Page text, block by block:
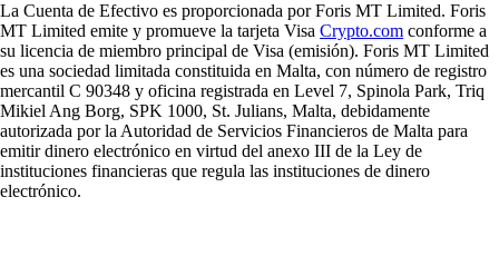
La Cuenta de Efectivo es proporcionada por Foris MT Limited. Foris
MT Limited emite y promueve la tarjeta Visa Crypto.com conforme a
su licencia de miembro principal de Visa (emisión). Foris MT Limited
es una sociedad limitada constituida en Malta, con número de registro
mercantil C 90348 y oficina registrada en Level 7, Spinola Park, Triq
Mikiel Ang Borg, SPK 1000, St. Julians, Malta, debidamente
autorizada por la Autoridad de Servicios Financieros de Malta para
emitir dinero electrónico en virtud del anexo III de la Ley de
instituciones financieras que regula las instituciones de dinero
electrónico.